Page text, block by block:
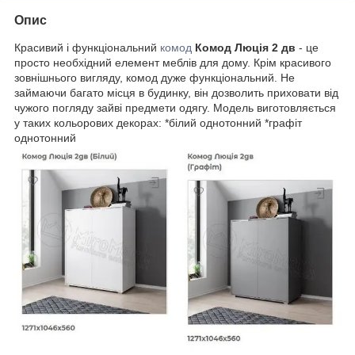
Опис
Красивий і функціональний комод Комод Люція 2 дв - це
просто необхідний елемент меблів для дому. Крім красивого
зовнішнього вигляду, комод дуже функціональний. Не
займаючи багато місця в будинку, він дозволить приховати від
чужого погляду зайві предмети одягу. Модель виготовляється
у таких кольорових декорах: *білий однотонний *графіт
однотонний